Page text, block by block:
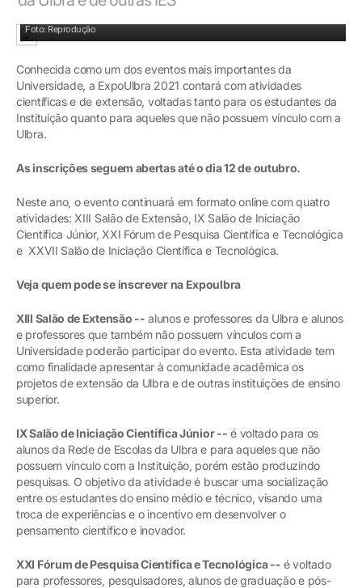
Foto: Reprodução
Conhecida como um dos eventos mais importantes da
Universidade, a ExpoUlbra 2021 contará com atividades
científicas e de extensão, voltadas tanto para os estudantes da
Instituição quanto para aqueles que não possuem vínculo com a
Ulbra.
As inscrições seguem abertas até o dia 12 de outubro.
Neste ano, o evento continuará em formato online com quatro
atividades: XIII Salão de Extensão, IX Salão de Iniciação
Científica Júnior, XXI Fórum de Pesquisa Científica e Tecnológica
e XXVII Salão de Iniciação Científica e Tecnológica.
Veja quem pode se inscrever na Expoulbra
XIII Salão de Extensão -- alunos e professores da Ulbra e alunos
e professores que também não possuem vínculos com a
Universidade poderão participar do evento. Esta atividade tem
como finalidade apresentar à comunidade acadêmica os
projetos de extensão da Ulbra e de outras instituições de ensino
superior.
IX Salão de Iniciação Científica Júnior -- é voltado para os
alunos da Rede de Escolas da Ulbra e para aqueles que não
possuem vínculo com a Instituição, porém estão produzindo
pesquisas. O objetivo da atividade é buscar uma socialização
entre os estudantes do ensino médio e técnico, visando uma
troca de experiências e o incentivo em desenvolver o
pensamento científico e inovador.
XXI Fórum de Pesquisa Científica e Tecnológica -- é voltado
para professores, pesquisadores, alunos de graduação e pós-